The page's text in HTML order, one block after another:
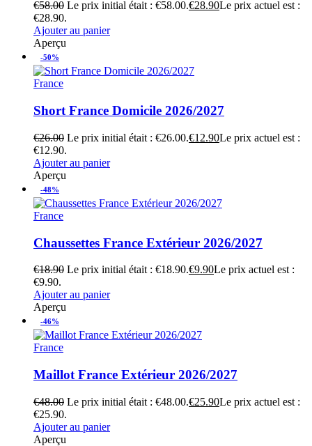
€58.00 Le prix initial était : €58.00.€28.90Le prix actuel est :
€28.90.
Ajouter au panier
Aperçu
-50%
France
Short France Domicile 2026/2027
€26.00 Le prix initial était : €26.00.€12.90Le prix actuel est :
€12.90.
Ajouter au panier
Aperçu
-48%
France
Chaussettes France Extérieur 2026/2027
€18.90 Le prix initial était : €18.90.€9.90Le prix actuel est :
€9.90.
Ajouter au panier
Aperçu
-46%
France
Maillot France Extérieur 2026/2027
€48.00 Le prix initial était : €48.00.€25.90Le prix actuel est :
€25.90.
Ajouter au panier
Aperçu